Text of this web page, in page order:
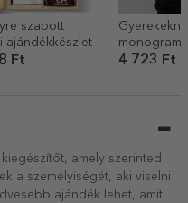
szabott
ajándékkészlet
Ft
személyre
4 723 Ft
amely szerinted
a személyiségét, aki viselni
ajándék lehet, amit